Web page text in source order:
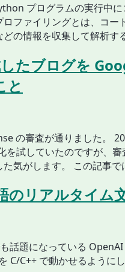
プログラムの実行中に
ファイリングとは、コー
どの情報を収集して解析
たブログを
と
の審査が通りました。
を試していたのですが、
気がします。 この記事
のリアルタイム
話題になっている OpenAI
C/C++ で動かせるように